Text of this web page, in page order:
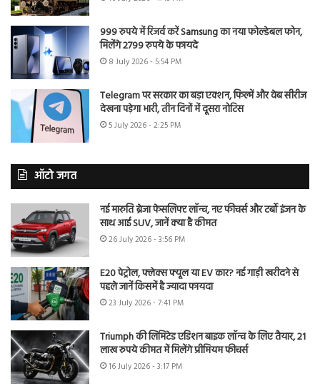
999 रुपये में रिजर्व करें Samsung का नया फोल्डेबल फोन,
मिलेंगे 2799 रुपये के फायदे
8 July 2026 - 5:54 PM
Telegram पर सरकार का बड़ा एक्शन, फिल्में और वेब सीरीज
देखना पड़ेगा भारी, तीन दिनों में दूसरा नोटिस
5 July 2026 - 2:25 PM
ऑटो जगत
नई मारुति ब्रेजा फेसलिफ्ट लॉन्च, नए फीचर्स और टर्बो इंजन के
साथ आई SUV, जानें क्या है कीमत
26 July 2026 - 3:56 PM
E20 पेट्रोल, फ्लेक्स फ्यूल या EV कार? नई गाड़ी खरीदने से
पहले जानें किसमें है ज्यादा फायदा
23 July 2026 - 7:41 PM
Triumph की लिमिटेड एडिशन बाइक लॉन्च के लिए तैयार, 21
लाख रुपये कीमत में मिलेंगे प्रीमियम फीचर्स
16 July 2026 - 3:17 PM